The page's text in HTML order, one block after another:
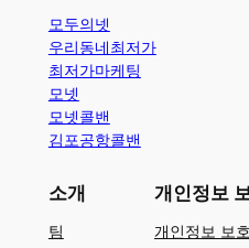
모두의넷
우리동네최저가
최저가마케팅
모넷
모넷콜밴
김포공항콜밴
소개
팀
개인정보
개인정보 보